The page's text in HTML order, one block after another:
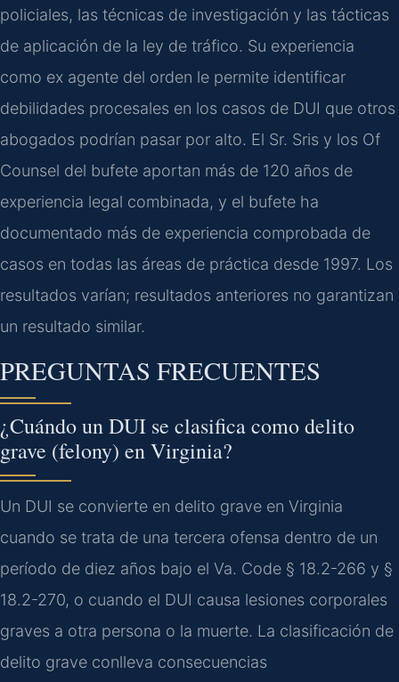
policiales, las técnicas de investigación y las tácticas
de aplicación de la ley de tráfico. Su experiencia
como ex agente del orden le permite identificar
debilidades procesales en los casos de DUI que otros
abogados podrían pasar por alto. El Sr. Sris y los Of
Counsel del bufete aportan más de 120 años de
experiencia legal combinada, y el bufete ha
documentado más de experiencia comprobada de
casos en todas las áreas de práctica desde 1997. Los
resultados varían; resultados anteriores no garantizan
un resultado similar.
PREGUNTAS FRECUENTES
¿Cuándo un DUI se clasifica como delito
grave (felony) en Virginia?
Un DUI se convierte en delito grave en Virginia
cuando se trata de una tercera ofensa dentro de un
período de diez años bajo el Va. Code § 18.2-266 y §
18.2-270, o cuando el DUI causa lesiones corporales
graves a otra persona o la muerte. La clasificación de
delito grave conlleva consecuencias